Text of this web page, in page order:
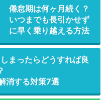
倦怠期は何ヶ月続く？
いつまでも長引かせず
に早く乗り越える方法
まったらどうすれば良
消する対策7選